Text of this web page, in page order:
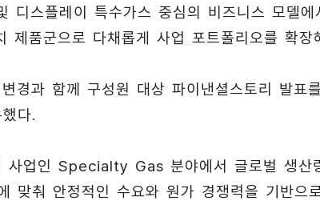
디스플레이 특수가스 중심의 비즈니스 모델
품군으로 다채롭게 사업 포트폴리오를 확장
경과 함께 구성원 대상 파이낸셜스토리 발표
다.
사업인 Specialty Gas 분야에서 글로벌 생산
맞춰 안정적인 수요와 원가 경쟁력을 기반으